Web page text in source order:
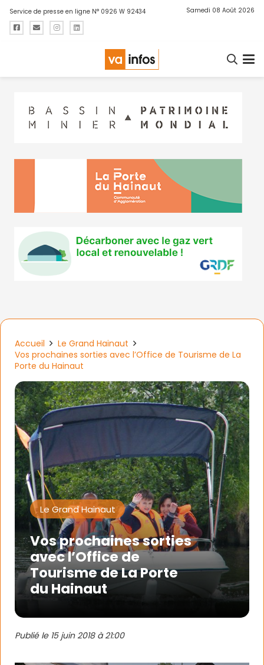
Service de presse en ligne N° 0926 W 92434 Samedi 08 Août 2026
Accueil
Le Grand Hainaut
Vos prochaines sorties avec l’Office de Tourisme de La
Porte du Hainaut
Le Grand Hainaut
Vos prochaines sorties
avec l’Office de
Tourisme de La Porte
du Hainaut
Publié le 15 juin 2018 à 21:00